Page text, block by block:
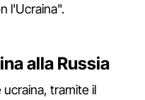
l'Ucraina".
alla Russia
ucraina, tramite il